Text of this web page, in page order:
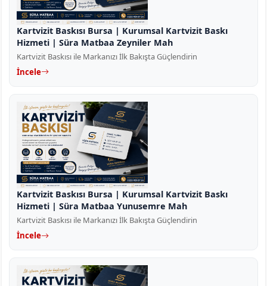
Kartvizit Baskısı Bursa | Kurumsal Kartvizit Baskı
Hizmeti | Süra Matbaa Zeyniler Mah
Kartvizit Baskısı ile Markanızı İlk Bakışta Güçlendirin
İncele
Kartvizit Baskısı Bursa | Kurumsal Kartvizit Baskı
Hizmeti | Süra Matbaa Yunusemre Mah
Kartvizit Baskısı ile Markanızı İlk Bakışta Güçlendirin
İncele